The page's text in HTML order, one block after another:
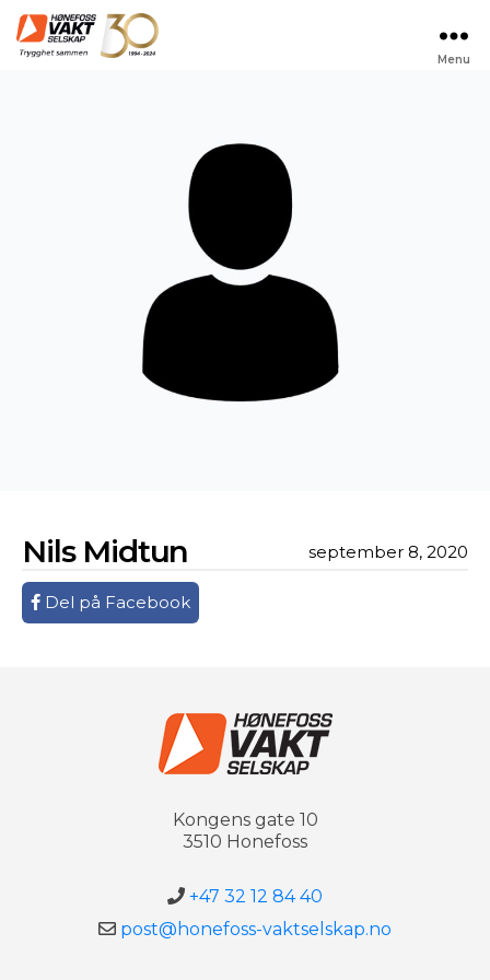
Menu
Nils Midtun september 8, 2020
Del på Facebook
Kongens gate 10
3510 Honefoss
+47 32 12 84 40
post@honefoss-vaktselskap.no